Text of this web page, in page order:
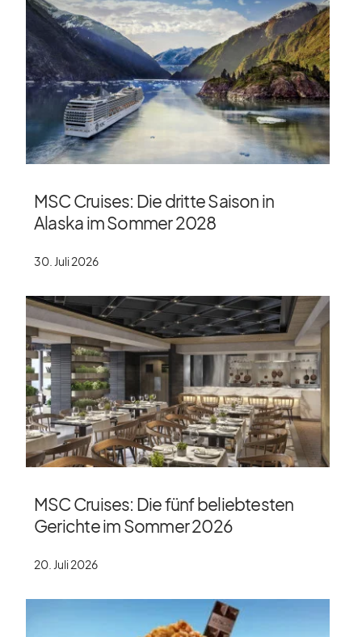
MSC Cruises: Die dritte Saison in
Alaska im Sommer 2028
30. Juli 2026
MSC Cruises: Die fünf beliebtesten
Gerichte im Sommer 2026
20. Juli 2026